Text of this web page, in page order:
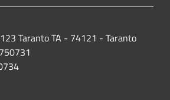
Taranto TA - 74121 - Taranto